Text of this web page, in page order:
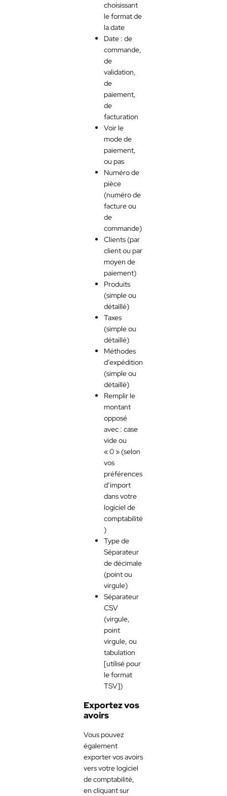
choisissant
le format de
la date
Date : de
commande,
de
validation,
de
paiement,
de
facturation
Voir le
mode de
paiement,
ou pas
Numéro de
pièce
(numéro de
facture ou
de
commande)
Clients (par
client ou par
moyen de
paiement)
Produits
(simple ou
détaillé)
Taxes
(simple ou
détaillé)
Méthodes
d’expédition
(simple ou
détaillé)
Remplir le
montant
opposé
avec : case
vide ou
« 0 » (selon
vos
préférences
d’import
dans votre
logiciel de
comptabilité
)
Type de
Séparateur
de décimale
(point ou
virgule)
Séparateur
CSV
(virgule,
point
virgule, ou
tabulation
[utilisé pour
le format
TSV])
Exportez vos
avoirs
Vous pouvez
également
exporter vos avoirs
vers votre logiciel
de comptabilité,
en cliquant sur